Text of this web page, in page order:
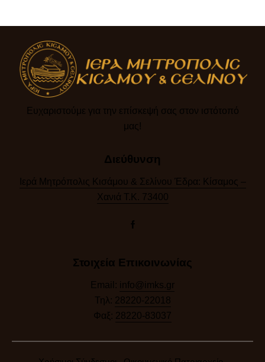
Ευχαριστούμε για την επίσκεψή σας στον ιστότοπό
μας!​
Διεύθυνση
Ιερά Μητρόπολις Κισάμου & Σελίνου Έδρα: Κίσαμος –
Χανιά Τ.Κ. 73400
Στοιχεία Επικοινωνίας
Email: info@imks.gr
Τηλ: 28220-22018
Φαξ: 28220-83037